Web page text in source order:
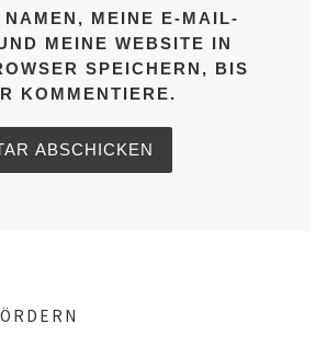
NAMEN, MEINE E-MAIL-
MEINE WEBSITE IN
SPEICHERN, BIS
KOMMENTIERE.